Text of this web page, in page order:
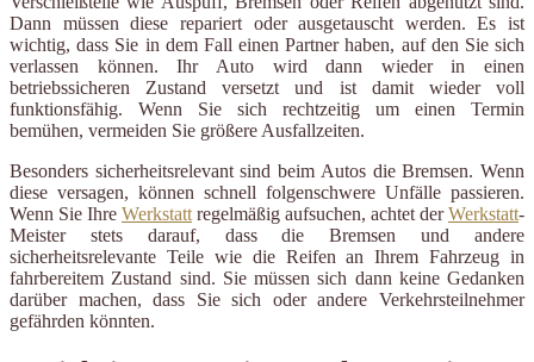
Dann müssen diese repariert oder ausgetauscht werden. Es ist
wichtig, dass Sie in dem Fall einen Partner haben, auf den Sie sich
verlassen können. Ihr Auto wird dann wieder in einen
betriebssicheren Zustand versetzt und ist damit wieder voll
funktionsfähig. Wenn Sie sich rechtzeitig um einen Termin
bemühen, vermeiden Sie größere Ausfallzeiten.
Besonders sicherheitsrelevant sind beim Autos die Bremsen. Wenn
diese versagen, können schnell folgenschwere Unfälle passieren.
Wenn Sie Ihre Werkstatt regelmäßig aufsuchen, achtet derWerkstatt-
Meister stets darauf, dass die Bremsen und andere
sicherheitsrelevante Teile wie die Reifen an Ihrem Fahrzeug in
fahrbereitem Zustand sind. Sie müssen sich dann keine Gedanken
darüber machen, dass Sie sich oder andere Verkehrsteilnehmer
gefährden könnten.